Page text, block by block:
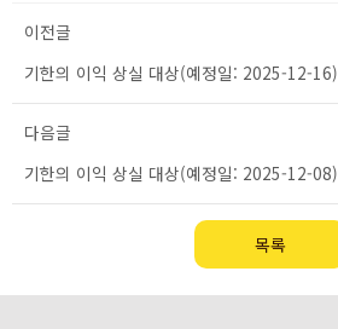
이전글
기한의 이익 상실 대상(예정일: 2025-12-16)
다음글
기한의 이익 상실 대상(예정일: 2025-12-08)
목록